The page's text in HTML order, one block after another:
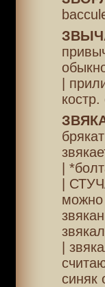
|
|
|
можно
|
синяк